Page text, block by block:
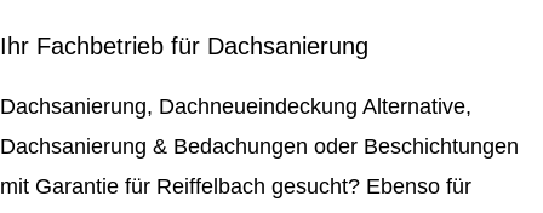
Ihr Fachbetrieb für Dachsanierung
Dachsanierung, Dachneueindeckung Alternative,
Dachsanierung & Bedachungen oder Beschichtungen
mit Garantie für Reiffelbach gesucht? Ebenso für